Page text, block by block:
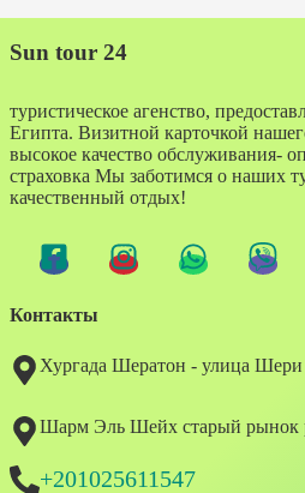
Sun tour 24
туристическое агенство,
Египта. Визитной карточкой
высокое качество обслуживания-
страховка Мы заботимся о наших
качественный отдых!
Контакты
Хургада Шератон - улица Шери
Шарм Эль Шейх старый рынок
+201025611547